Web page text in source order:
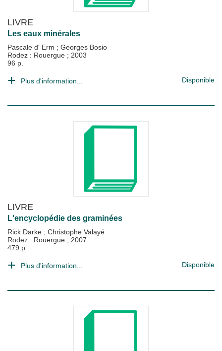
LIVRE
Les eaux minérales
Pascale d' Erm ; Georges Bosio
Rodez : Rouergue ; 2003
96 p.
Plus d'information... Disponible
LIVRE
L'encyclopédie des graminées
Rick Darke ; Christophe Valayé
Rodez : Rouergue ; 2007
479 p.
Plus d'information... Disponible